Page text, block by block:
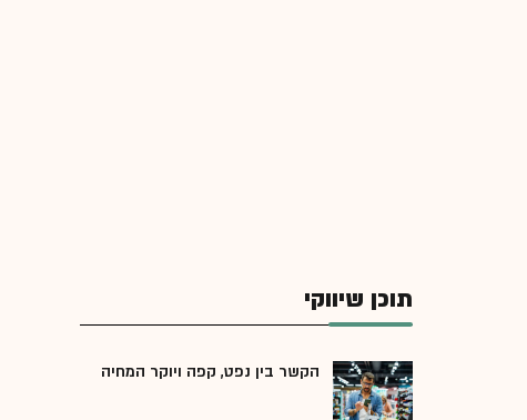
תוכן שיווקי
הקשר בין נפט, קפה ויוקר המחיה